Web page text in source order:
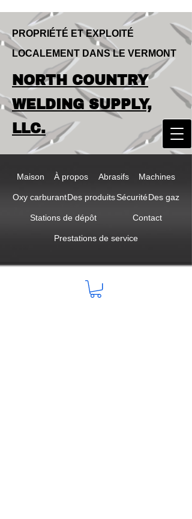
LOCALLY OWNED & OPERATED IN
VERMONT
NORTH COUNTRY
WELDING SUPPLY,
LLC
PROPRIÉTÉ ET EXPLOITÉ
LOCALEMENT DANS LE VERMONT
NORTH COUNTRY
WELDING SUPPLY,
LLC.
Maison À propos Abrasifs Machines
Oxy carburantDes produitsSécuritéDes gaz
Stations de dépôt Contact
Prestations de service